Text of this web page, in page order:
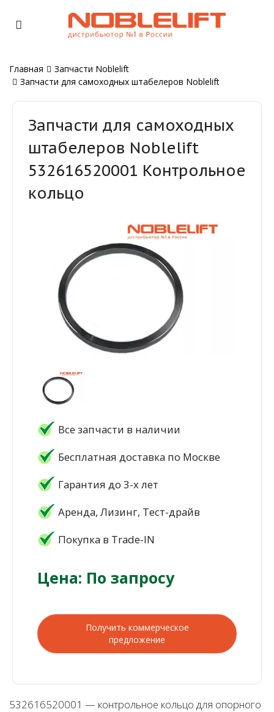
Главная
Запчасти Noblelift
Запчасти для самоходных штабелеров Noblelift
Запчасти для самоходных
штабелеров Noblelift
532616520001 Контрольное
кольцо
Все запчасти в наличии
Бесплатная доставка по Москве
Гарантия до 3-х лет
Аренда, Лизинг, Тест-драйв
Покупка в Trade-IN
Цена: По запросу
Получить коммерческое
предложение
532616520001 — контрольное кольцо для опорного